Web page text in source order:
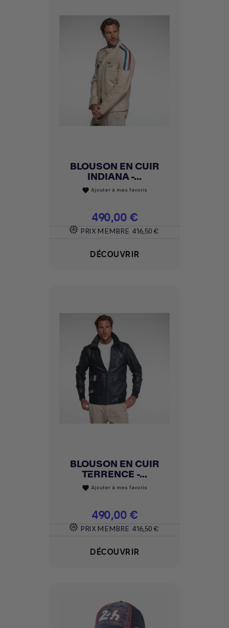
BLOUSON EN CUIR
INDIANA -...
favorite Ajouter à mes favoris
Prix
490,00 €
PRIX MEMBRE 416,50 €
DÉCOUVRIR
BLOUSON EN CUIR
TERRENCE -...
favorite Ajouter à mes favoris
Prix
490,00 €
PRIX MEMBRE 416,50 €
DÉCOUVRIR